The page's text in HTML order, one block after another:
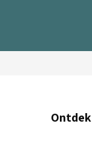
Ontdek